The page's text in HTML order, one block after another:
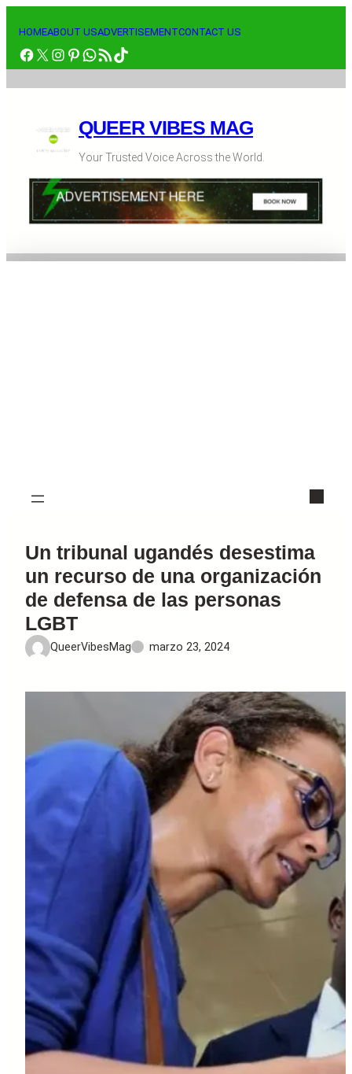
contenido
HOMEABOUT USADVERTISEMENTCONTACT US
Facebook
X Instagram
Pinterest
WhatsApp
RSS FeedTikTok
QUEER VIBES MAG
Your Trusted Voice Across the World.
Un tribunal ugandés desestima
un recurso de una organización
de defensa de las personas
LGBT
QueerVibesMag marzo 23, 2024